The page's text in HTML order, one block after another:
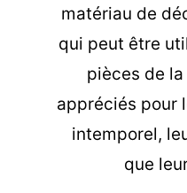
matériau de
qui peut être
pièces de
appréciés pour
intemporel,
que